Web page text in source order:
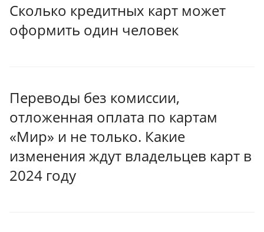
Сколько кредитных карт может
оформить один человек
Переводы без комиссии,
отложенная оплата по картам
«Мир» и не только. Какие
изменения ждут владельцев карт в
2024 году